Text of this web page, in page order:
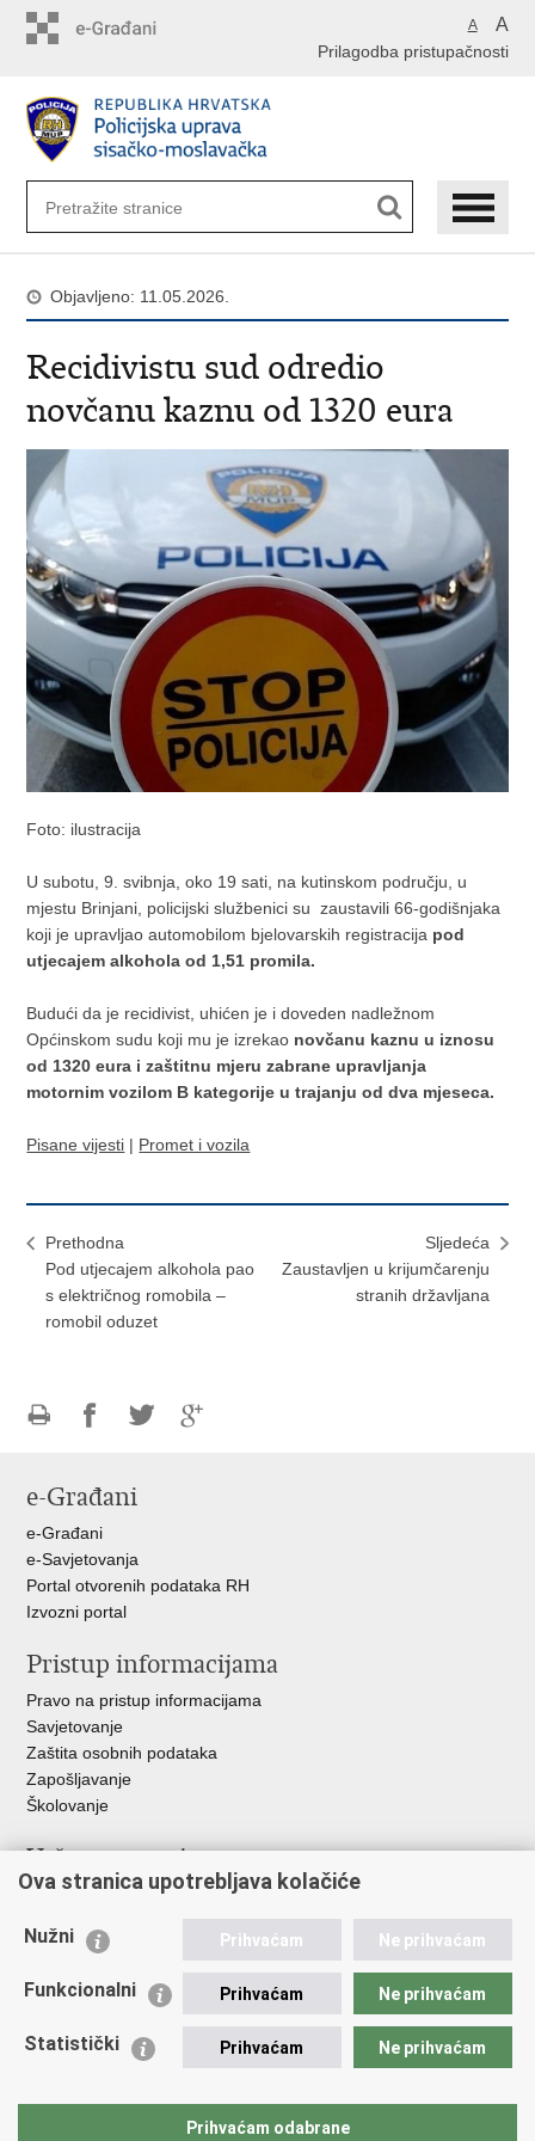
A A
Prilagodba pristupačnosti
Objavljeno: 11.05.2026.
Recidivistu sud odredio
novčanu kaznu od 1320 eura
Foto: ilustracija
U subotu, 9. svibnja, oko 19 sati, na kutinskom području, u
mjestu Brinjani, policijski službenici su zaustavili 66-godišnjaka
koji je upravljao automobilom bjelovarskih registracija pod
utjecajem alkohola od 1,51 promila.
Budući da je recidivist, uhićen je i doveden nadležnom
Općinskom sudu koji mu je izrekao novčanu kaznu u iznosu
od 1320 eura i zaštitnu mjeru zabrane upravljanja
motornim vozilom B kategorije u trajanju od dva mjeseca.
Pisane vijesti | Promet i vozila
Prethodna
Pod utjecajem alkohola pao
s električnog romobila –
romobil oduzet
Sljedeća
Zaustavljen u krijumčarenju
stranih državljana
FacebookuTwitteru
e-Građani
e-Građani
e-Savjetovanja
Portal otvorenih podataka RH
Izvozni portal
Pristup informacijama
Pravo na pristup informacijama
Savjetovanje
Zaštita osobnih podataka
Zapošljavanje
Školovanje
Važne poveznice
Ministarstvo unutarnjih poslova
Udruge
Policijska akademija
Zaklada policijske solidarnosti
Vučetić"
Ova stranica upotrebljava kolačiće
Nužni Prihvaćam Ne prihvaćam
Funkcionalni Prihvaćam Ne prihvaćam
Statistički Prihvaćam Ne prihvaćam
Prihvaćam odabrane